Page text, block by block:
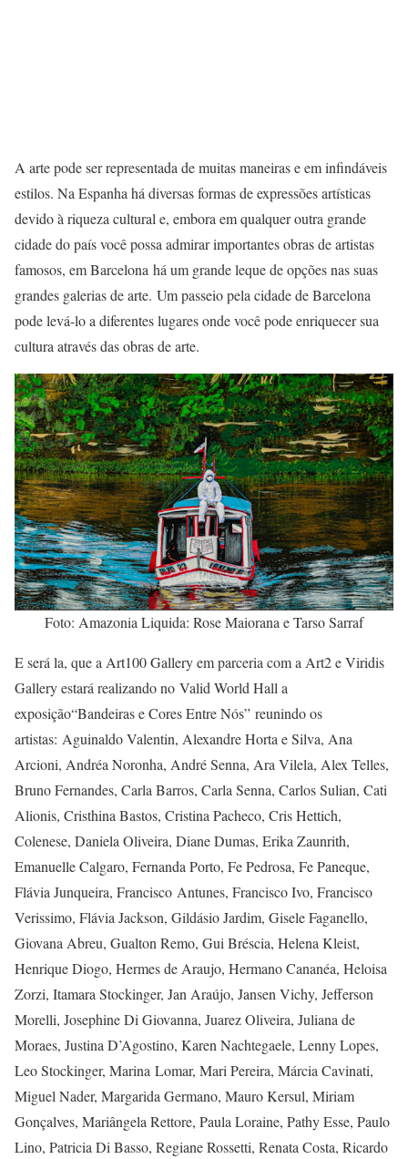
A arte pode ser representada de muitas maneiras e em infindáveis
estilos. Na Espanha há diversas formas de expressões artísticas
devido à riqueza cultural e, embora em qualquer outra grande
cidade do país você possa admirar importantes obras de artistas
famosos, em Barcelona há um grande leque de opções nas suas
grandes galerias de arte. Um passeio pela cidade de Barcelona
pode levá-lo a diferentes lugares onde você pode enriquecer sua
cultura através das obras de arte.
Foto: Amazonia Liquida: Rose Maiorana e Tarso Sarraf
E será la, que a Art100 Gallery em parceria com a Art2 e Viridis
Gallery estará realizando no Valid World Hall a
exposição“Bandeiras e Cores Entre Nós” reunindo os
artistas: Aguinaldo Valentin, Alexandre Horta e Silva, Ana
Arcioni, Andréa Noronha, André Senna, Ara Vilela, Alex Telles,
Bruno Fernandes, Carla Barros, Carla Senna, Carlos Sulian, Cati
Alionis, Cristhina Bastos, Cristina Pacheco, Cris Hettich,
Colenese, Daniela Oliveira, Diane Dumas, Erika Zaunrith,
Emanuelle Calgaro, Fernanda Porto, Fe Pedrosa, Fe Paneque,
Flávia Junqueira, Francisco Antunes, Francisco Ivo, Francisco
Verissimo, Flávia Jackson, Gildásio Jardim, Gisele Faganello,
Giovana Abreu, Gualton Remo, Gui Bréscia, Helena Kleist,
Henrique Diogo, Hermes de Araujo, Hermano Cananéa, Heloisa
Zorzi, Itamara Stockinger, Jan Araújo, Jansen Vichy, Jefferson
Morelli, Josephine Di Giovanna, Juarez Oliveira, Juliana de
Moraes, Justina D’Agostino, Karen Nachtegaele, Lenny Lopes,
Leo Stockinger, Marina Lomar, Mari Pereira, Márcia Cavinati,
Miguel Nader, Margarida Germano, Mauro Kersul, Miriam
Gonçalves, Mariângela Rettore, Paula Loraine, Pathy Esse, Paulo
Lino, Patricia Di Basso, Regiane Rossetti, Renata Costa, Ricardo